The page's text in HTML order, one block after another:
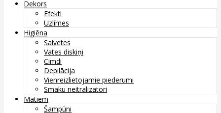
Dekors
Efekti
Uzlīmes
Higiēna
Salvetes
Vates diskiņi
Cimdi
Depilācija
Vienreizlietojamie piederumi
Smaku neitralizatori
Matiem
Šampūni